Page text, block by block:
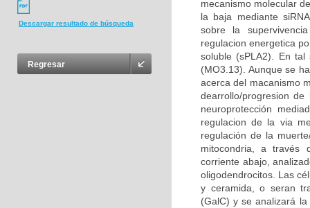
Descargar resultado de búsqueda
Regresar
mecanismo molecular
la baja mediante
sobre la
regulacion energetica
soluble (sPLA2). En
(MO3.13). Aunque se
acerca del macanismo
dearrollo/progresion
neuroprotección
regulacion de la via
regulación de la
mitocondria, a través
corriente abajo,
oligodendrocitos. Las
y ceramida, o seran
(GalC) y se analizará